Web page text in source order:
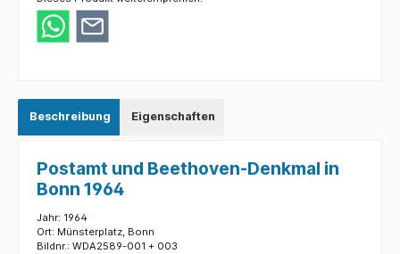
Beschreibung Eigenschaften
Postamt und Beethoven-Denkmal in
Bonn 1964
Jahr: 1964
Ort: Münsterplatz, Bonn
Bildnr.: WDA2589-001 + 003